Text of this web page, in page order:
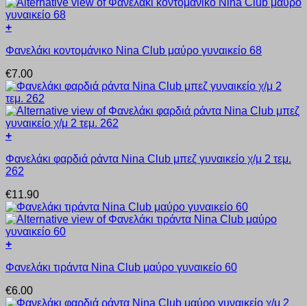
+
το
έχει
πολλαπλές
παραλλαγές.
Οι
επιλογές
μπορούν
επιλεγούν
στη
του
προϊόντος
Φανελάκι κοντομάνικο Nina Club μαύρο γυναικείο 68
€7.00
+
το
προϊόν
πολλαπλές
παραλλαγές.
Οι
επιλογές
μπορούν
επιλεγούν
σελίδα
Φανελάκι φαρδιά ράντα Nina Club μπεζ γυναικείο χ/μ 2 τεμ.
262
€11.90
+
το
έχει
Φανελάκι τιράντα Nina Club μαύρο γυναικείο 60
€6.00